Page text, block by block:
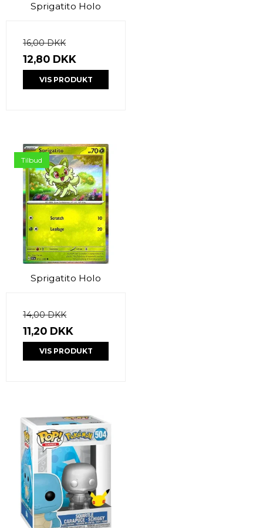
Sprigatito Holo
16,00 DKK
12,80 DKK
VIS PRODUKT
Tilbud
Sprigatito Holo
14,00 DKK
11,20 DKK
VIS PRODUKT